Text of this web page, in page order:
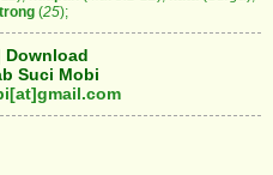
(25);
Download
Suci Mobi